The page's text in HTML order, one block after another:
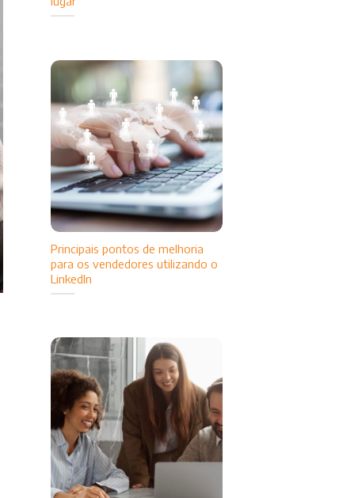
Principais pontos de melhoria
para os vendedores utilizando o
LinkedIn